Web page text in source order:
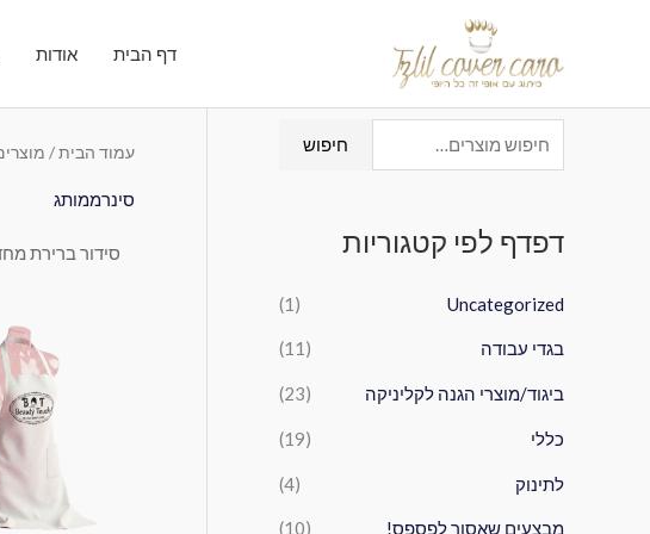
דף הבית אודות
ח
י
ו
ע
ב
ו
חיפוש
דפדף לפי קטגוריות
Uncategorized
(1)
בגדי עבודה (11)
ביגוד/מוצרי הגנה לקליניקה (23)
כללי (19)
לתינוק (4)
מבצעים שאסור לפספס! (10)
עמוד הבית/
סינרממותג